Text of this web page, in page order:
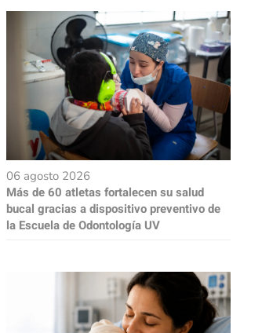
06 agosto 2026
Más de 60 atletas fortalecen su salud
bucal gracias a dispositivo preventivo de
la Escuela de Odontología UV